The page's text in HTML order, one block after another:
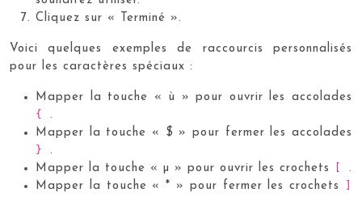
Cliquez sur « Terminé ».
Voici quelques exemples de raccourcis personnalisés
pour les caractères spéciaux :
Mapper la touche « ù » pour ouvrir les accolades
{ .
Mapper la touche « $ » pour fermer les accolades
} .
Mapper la touche « µ » pour ouvrir les crochets
.
Mapper la touche « * » pour fermer les crochets